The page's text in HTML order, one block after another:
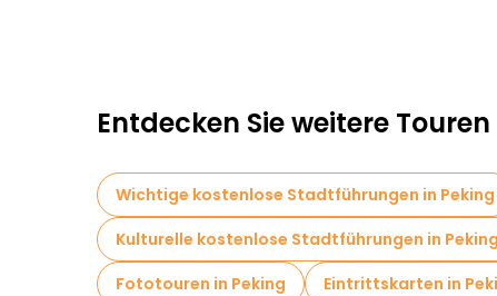
Entdecken Sie weitere
Wichtige kostenlose Stadtführungen in Peking
Kulturelle kostenlose Stadtführungen in Peking
Fototouren in Peking
Eintrittskarten in